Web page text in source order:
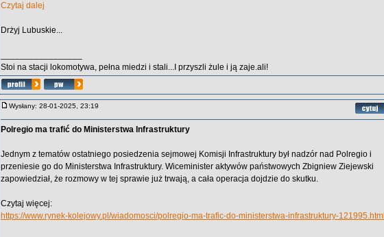
Czytaj dalej
Drżyj Lubuskie...
Stoi na stacji lokomotywa, pełna miedzi i stali...I przyszli żule i ją zaje.ali!
Wysłany: 28-01-2025, 23:19
Polregio ma trafić do Ministerstwa Infrastruktury
Jednym z tematów ostatniego posiedzenia sejmowej Komisji Infrastruktury był nadzór nad Polregio i
przeniesie go do Ministerstwa Infrastruktury. Wiceminister aktywów państwowych Zbigniew Ziejewski
zapowiedział, że rozmowy w tej sprawie już trwają, a cała operacja dojdzie do skutku.
Czytaj więcej:
https://www.rynek-kolejowy.pl/wiadomosci/polregio-ma-trafic-do-ministerstwa-infrastruktury-121995.html